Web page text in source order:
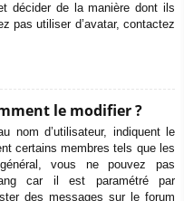
décider de la manière dont ils
pas utiliser d’avatar, contactez
le modifier ?
nom d’utilisateur, indiquent le
certains membres tels que les
vous ne pouvez pas
car il est paramétré par
des messages sur le forum